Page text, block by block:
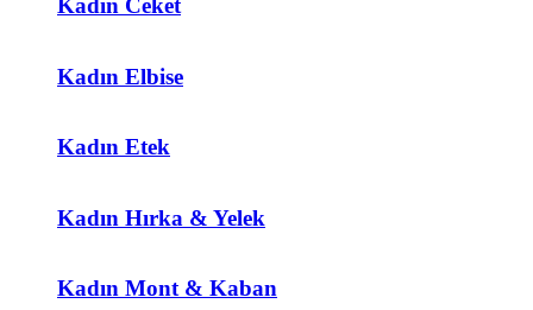
Kadın Ceket
Kadın Elbise
Kadın Etek
Kadın Hırka & Yelek
Kadın Mont & Kaban